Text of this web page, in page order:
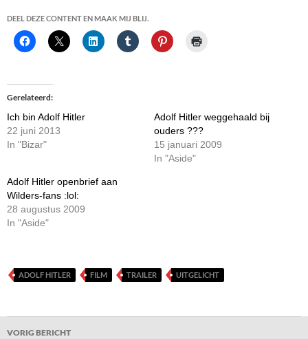
DEEL DEZE CONTENT EN MAAK MIJ BLIJ.
Gerelateerd
Ich bin Adolf Hitler
22 juni 2013
In "Bizar"
Adolf Hitler weggehaald bij
ouders ???
15 januari 2009
In "Aside"
Adolf Hitler openbrief aan
Wilders-fans :lol:
28 augustus 2009
In "Aside"
ADOLF HITLER FILM TRAILER UITGELICHT
Bericht
VORIG BERICHT